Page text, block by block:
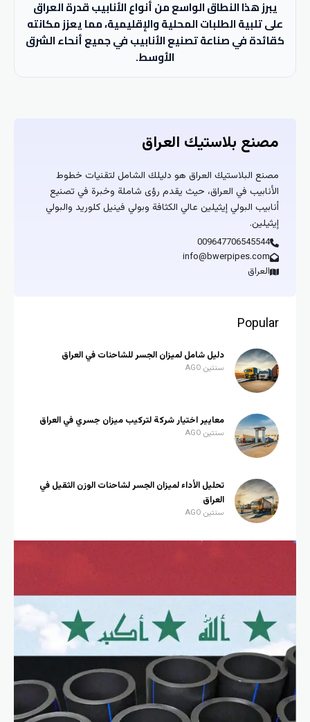
يبرز هذا النطاق الواسع من أنواع الأنابيب قدرة العراق
على تلبية الطلبات المحلية والإقليمية، مما يعزز مكانته
كقائدة في صناعة تصنيع الأنابيب في جميع أنحاء الشرق
الأوسط.
مصنع بلاستيك العراق
مصنع البلاستيك العراق هو دليلك الشامل لتقنيات خطوط
الأنابيب في العراق، حيث يقدم رؤى شاملة وخبرة في تصنيع
أنابيب البولي إيثيلين عالي الكثافة وبولي فينيل كلوريد والبولي
إيثيلين.
009647706545544
info@bwerpipes.com
العراق
Popular
دليل شامل لميزان الجسر للشاحنات في العراق
سنتين AGO
معايير اختيار شركة لتركيب ميزان جسري في العراق
سنتين AGO
تحليل الأداء لميزان الجسر لشاحنات الوزن الثقيل في
العراق
سنتين AGO